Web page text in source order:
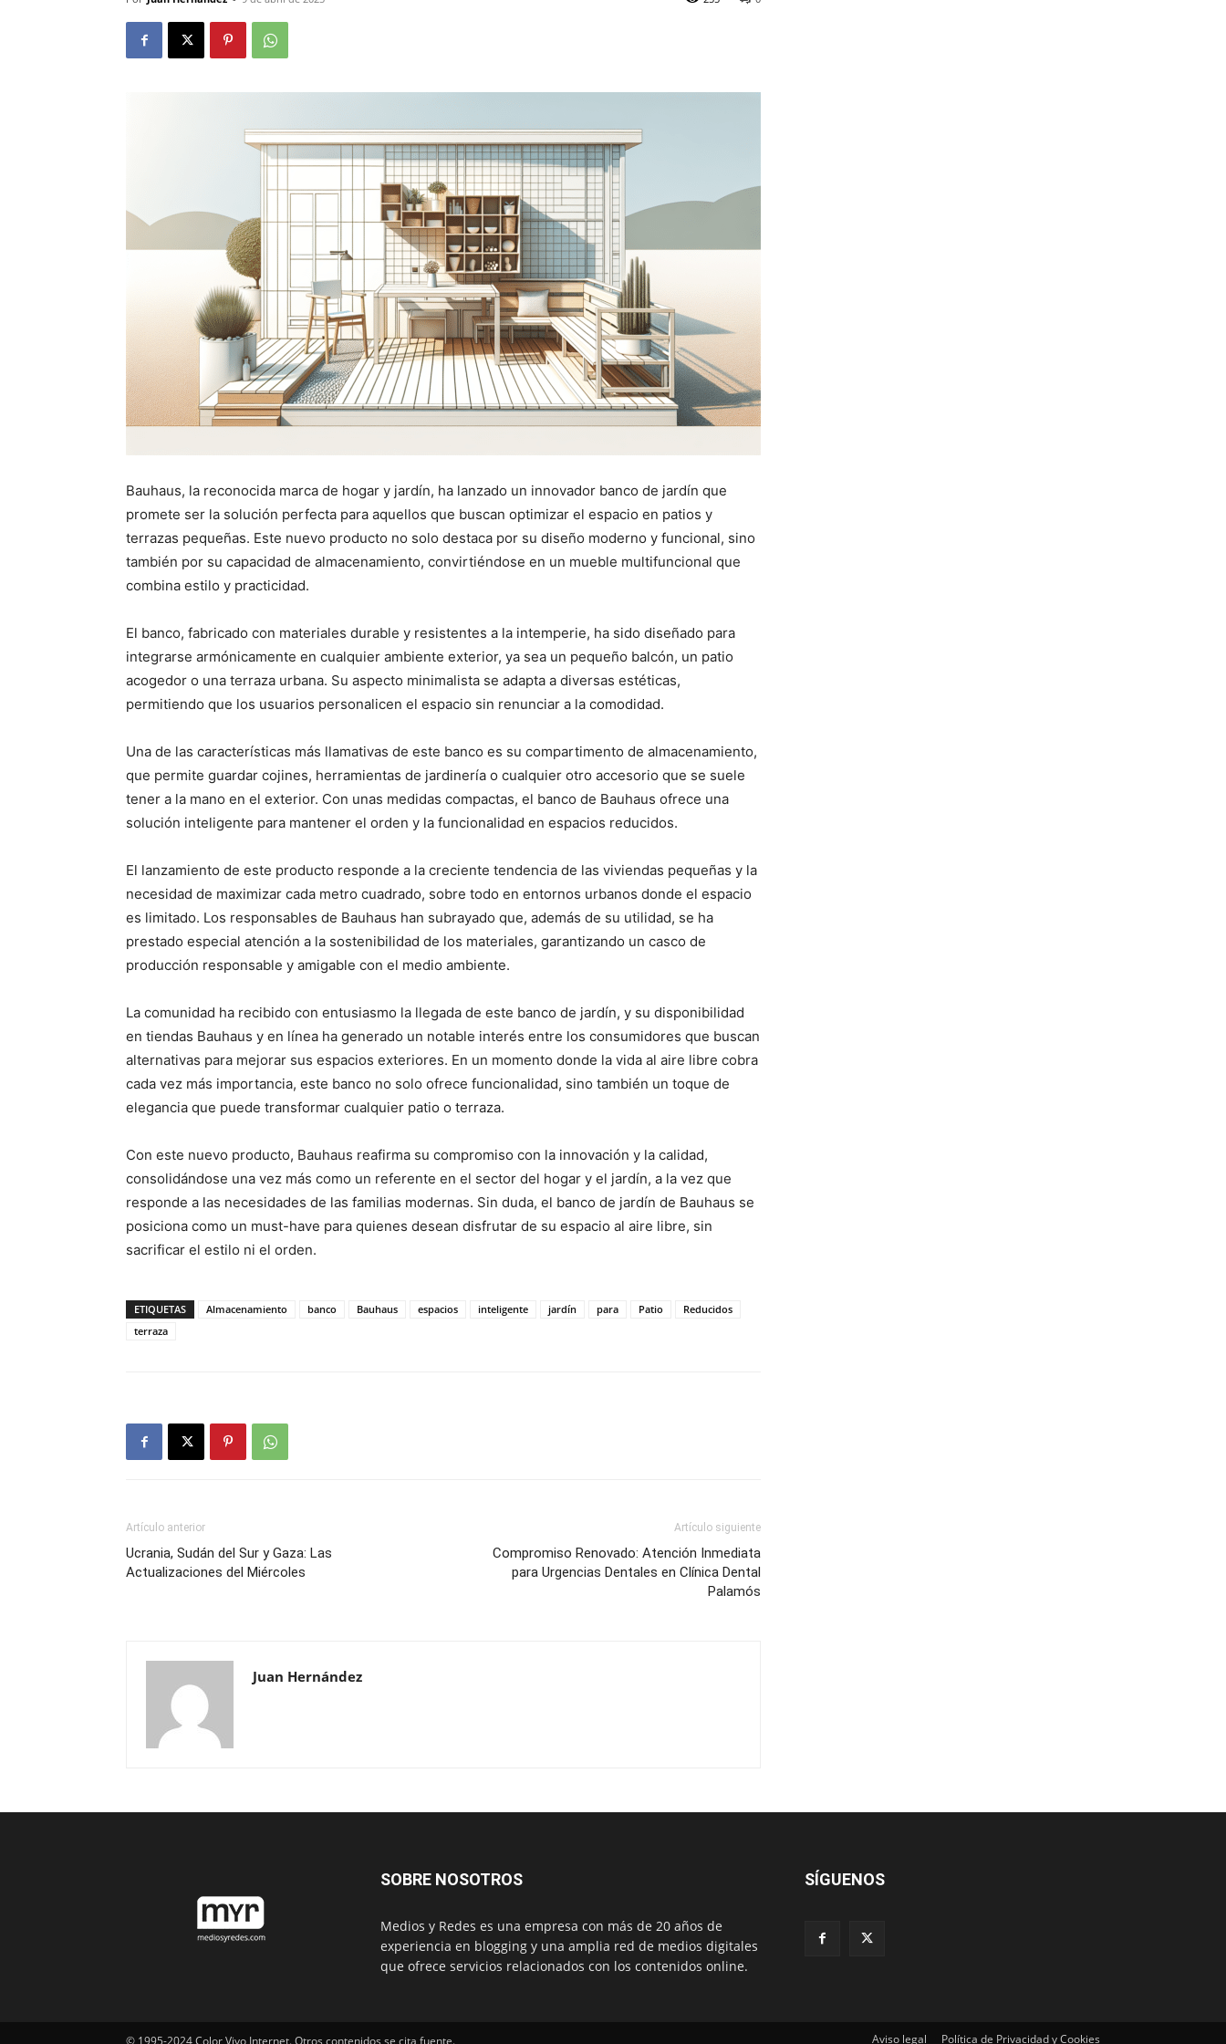
Bauhaus, la reconocida marca de hogar y jardín, ha lanzado un innovador banco de jardín que
promete ser la solución perfecta para aquellos que buscan optimizar el espacio en patios y
terrazas pequeñas. Este nuevo producto no solo destaca por su diseño moderno y funcional, sino
también por su capacidad de almacenamiento, convirtiéndose en un mueble multifuncional que
combina estilo y practicidad.
El banco, fabricado con materiales durable y resistentes a la intemperie, ha sido diseñado para
integrarse armónicamente en cualquier ambiente exterior, ya sea un pequeño balcón, un patio
acogedor o una terraza urbana. Su aspecto minimalista se adapta a diversas estéticas,
permitiendo que los usuarios personalicen el espacio sin renunciar a la comodidad.
Una de las características más llamativas de este banco es su compartimento de almacenamiento,
que permite guardar cojines, herramientas de jardinería o cualquier otro accesorio que se suele
tener a la mano en el exterior. Con unas medidas compactas, el banco de Bauhaus ofrece una
solución inteligente para mantener el orden y la funcionalidad en espacios reducidos.
El lanzamiento de este producto responde a la creciente tendencia de las viviendas pequeñas y la
necesidad de maximizar cada metro cuadrado, sobre todo en entornos urbanos donde el espacio
es limitado. Los responsables de Bauhaus han subrayado que, además de su utilidad, se ha
prestado especial atención a la sostenibilidad de los materiales, garantizando un casco de
producción responsable y amigable con el medio ambiente.
La comunidad ha recibido con entusiasmo la llegada de este banco de jardín, y su disponibilidad
en tiendas Bauhaus y en línea ha generado un notable interés entre los consumidores que buscan
alternativas para mejorar sus espacios exteriores. En un momento donde la vida al aire libre cobra
cada vez más importancia, este banco no solo ofrece funcionalidad, sino también un toque de
elegancia que puede transformar cualquier patio o terraza.
Con este nuevo producto, Bauhaus reafirma su compromiso con la innovación y la calidad,
consolidándose una vez más como un referente en el sector del hogar y el jardín, a la vez que
responde a las necesidades de las familias modernas. Sin duda, el banco de jardín de Bauhaus se
posiciona como un must-have para quienes desean disfrutar de su espacio al aire libre, sin
sacrificar el estilo ni el orden.
ETIQUETAS Almacenamiento banco Bauhaus espacios inteligente jardín para Patio
Reducidos
terraza
Artículo anterior
Ucrania, Sudán del Sur y Gaza: Las
Actualizaciones del Miércoles
Artículo siguiente
Compromiso Renovado: Atención Inmediata
para Urgencias Dentales en Clínica Dental
Palamós
Juan Hernández
SOBRE NOSOTROS
Medios y Redes es una empresa con más de 20 años de
experiencia en blogging y una amplia red de medios digitales
que ofrece servicios relacionados con los contenidos online.
SÍGUENOS
© 1995-2024 Color Vivo Internet. Otros contenidos se cita fuente. Aviso legal Política de Privacidad y Cookies